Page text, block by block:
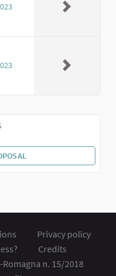
Privacy policy
Credits
n. 15/2018